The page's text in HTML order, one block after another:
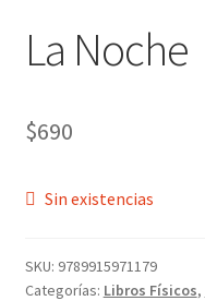
nosotros
novedades
La Noche
$690
Sin existencias
SKU: 9789915971179
Categorías: Libros Físicos,